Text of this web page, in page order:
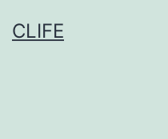
auCLIFE